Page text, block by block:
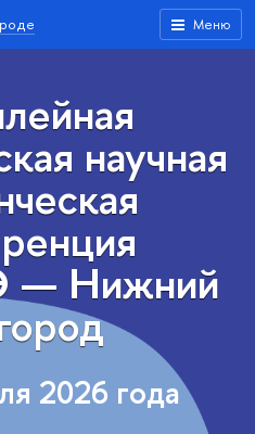
Меню
научная
Нижний
2026 года